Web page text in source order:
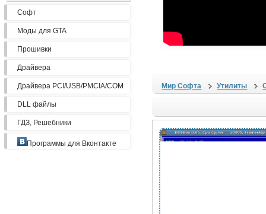
Софт
Моды для GTA
Прошивки
Драйвера
Драйвера PCI/USB/PMCIA/COM
DLL файлы
ГДЗ, Решебники
Программы для Вконтакте
Мир Софта Утилиты